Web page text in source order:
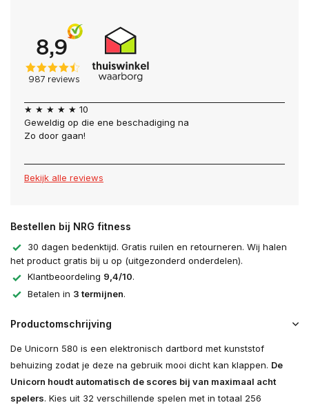
★ ★ ★ ★ ★ 10
Geweldig op die ene beschadiging na
Zo door gaan!
Bekijk alle reviews
Bestellen bij NRG fitness
30 dagen bedenktijd. Gratis ruilen en retourneren. Wij halen
het product gratis bij u op (uitgezonderd onderdelen).
Klantbeoordeling 9,4/10.
Betalen in 3 termijnen.
Productomschrijving
De Unicorn 580 is een elektronisch dartbord met kunststof
behuizing zodat je deze na gebruik mooi dicht kan klappen. De
Unicorn houdt automatisch de scores bij van maximaal acht
spelers. Kies uit 32 verschillende spelen met in totaal 256